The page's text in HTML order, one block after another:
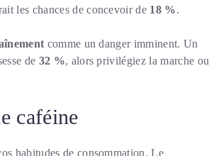
les chances de concevoir de 18 %.
comme un danger imminent. Un
de 32 %, alors privilégiez la marche ou
caféine
habitudes de consommation. Le